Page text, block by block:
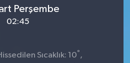
Perşembe
02:45
Sıcaklık: 10° ,